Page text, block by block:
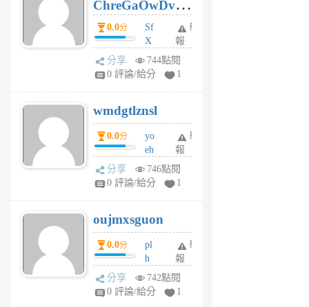
月
前
ChreGaOwDv
dY0.0分
Sf
X
Pe
Jc
R
P
m
v
A
V
個
月
前
舉
報
分享
744點閱
0 評論/給分
1
wmdgtlznsl
0.0分
yo
eh
ld
gy
個
月
前
舉
報
分享
746點閱
0 評論/給分
1
oujmxsguon
0.0分
pl
h
wi
w
舉
報
分享
742點閱
0 評論/給分
1